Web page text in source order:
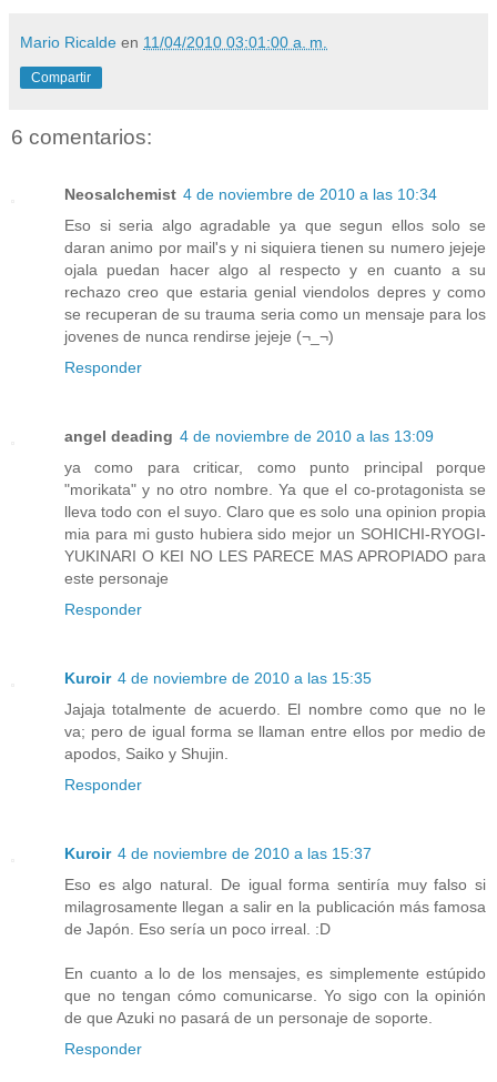
Mario Ricalde en 11/04/2010 03:01:00 a. m.
Compartir
6 comentarios:
Neosalchemist 4 de noviembre de 2010 a las 10:34
Eso si seria algo agradable ya que segun ellos solo se
daran animo por mail's y ni siquiera tienen su numero jejeje
ojala puedan hacer algo al respecto y en cuanto a su
rechazo creo que estaria genial viendolos depres y como
se recuperan de su trauma seria como un mensaje para los
jovenes de nunca rendirse jejeje (¬_¬)
Responder
angel deading 4 de noviembre de 2010 a las 13:09
ya como para criticar, como punto principal porque
"morikata" y no otro nombre. Ya que el co-protagonista se
lleva todo con el suyo. Claro que es solo una opinion propia
mia para mi gusto hubiera sido mejor un SOHICHI-RYOGI-
YUKINARI O KEI NO LES PARECE MAS APROPIADO para
este personaje
Responder
Kuroir 4 de noviembre de 2010 a las 15:35
Jajaja totalmente de acuerdo. El nombre como que no le
va; pero de igual forma se llaman entre ellos por medio de
apodos, Saiko y Shujin.
Responder
Kuroir 4 de noviembre de 2010 a las 15:37
Eso es algo natural. De igual forma sentiría muy falso si
milagrosamente llegan a salir en la publicación más famosa
de Japón. Eso sería un poco irreal. :D
En cuanto a lo de los mensajes, es simplemente estúpido
que no tengan cómo comunicarse. Yo sigo con la opinión
de que Azuki no pasará de un personaje de soporte.
Responder